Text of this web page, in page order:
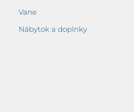
Vane
Nábytok a doplnky